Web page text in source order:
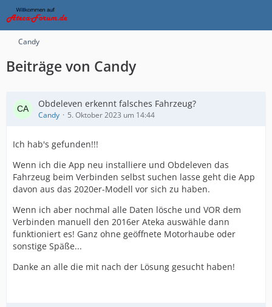
Candy
Beiträge von Candy
Obdeleven erkennt falsches Fahrzeug?
Candy 5. Oktober 2023 um 14:44
Ich hab's gefunden!!!
Wenn ich die App neu installiere und Obdeleven das
Fahrzeug beim Verbinden selbst suchen lasse geht die App
davon aus das 2020er-Modell vor sich zu haben.
Wenn ich aber nochmal alle Daten lösche und VOR dem
Verbinden manuell den 2016er Ateka auswähle dann
funktioniert es! Ganz ohne geöffnete Motorhaube oder
sonstige Späße...
Danke an alle die mit nach der Lösung gesucht haben!